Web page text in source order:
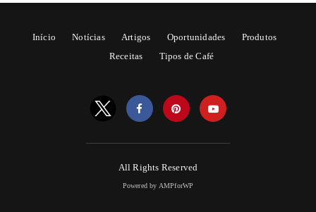
Início Notícias Artigos Oportunidades
Produtos
Receitas
Tipos de Café
All Rights Reserved
Powered by AMPforWP